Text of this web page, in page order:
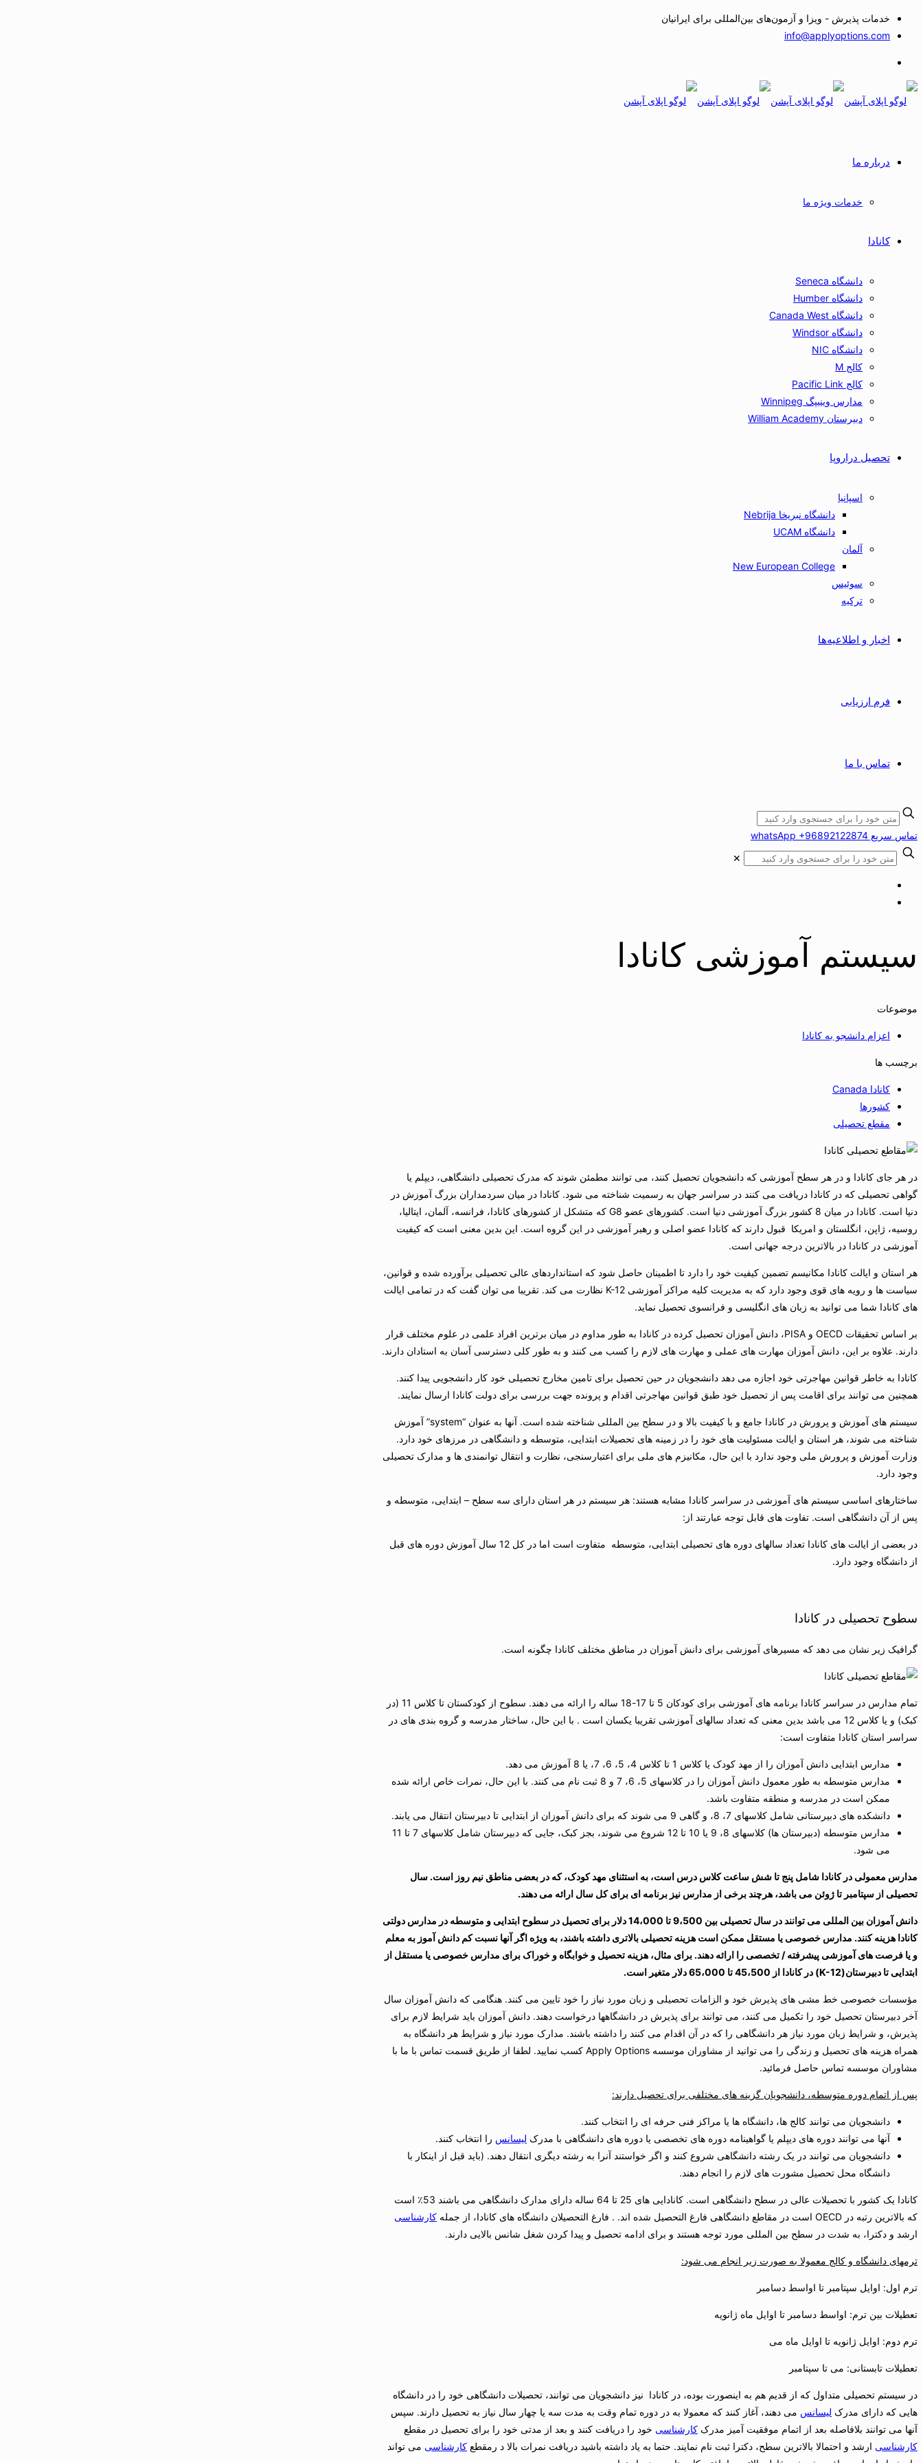
خدمات پذیرش - ویزا و آزمون‌های بین‌المللی برای ایرانیان
info@applyoptions.com
درباره ما
خدمات ویژه ما
کانادا
دانشگاه Seneca
دانشگاه Humber
دانشگاه Canada West
دانشگاه Windsor
دانشگاه NIC
کالج M
کالج Pacific Link
مدارس وینیپگ Winnipeg
دبیرستان William Academy
تحصیل دراروپا
اسپانیا
دانشگاه نبریخا Nebrija
دانشگاه UCAM
آلمان
New European College
سوئیس
ترکیه
اخبار و اطلاعیه‌ها
فرم ارزیابی
تماس با ما
تماس سریع whatsApp +96892122874
✕
سیستم آموزشی کانادا
موضوعات
اعزام دانشجو به کانادا
برچسب ها
کانادا Canada
کشورها
مقطع تحصیلی
در هر جای کانادا و در هر سطح آموزشی که دانشجویان تحصیل کنند، می توانند مطمئن شوند که مدرک تحصیلی دانشگاهی، دیپلم یا
گواهی تحصیلی که در کانادا دریافت می کنند در سراسر جهان به رسمیت شناخته می شود. کانادا در میان سردمداران بزرگ آموزش در
دنیا است. کانادا در میان 8 کشور بزرگ آموزشی دنیا است. کشورهای عضو G8 که متشکل از کشورهای کانادا، فرانسه، آلمان، ایتالیا،
روسیه، ژاپن، انگلستان و امریکا قبول دارند که کانادا عضو اصلی و رهبر آموزشی در این گروه است. این بدین معنی است که کیفیت
آموزشی در کانادا در بالاترین درجه جهانی است.
هر استان و ایالت کانادا مکانیسم تضمین کیفیت خود را دارد تا اطمینان حاصل شود که استانداردهای عالی تحصیلی برآورده شده و قوانین،
سیاست ها و رویه های قوی وجود دارد که به مدیریت کلیه مراکز آموزشی K-12 نظارت می کند. تقریبا می توان گفت که در تمامی ایالت
های کانادا شما می توانید به زبان های انگلیسی و فرانسوی تحصیل نماید.
بر اساس تحقیقات OECD و PISA، دانش آموزان تحصیل کرده در کانادا به طور مداوم در میان برترین افراد علمی در علوم مختلف قرار
دارند. علاوه بر این، دانش آموزان مهارت های عملی و مهارت های لازم را کسب می کنند و به طور کلی دسترسی آسان به استادان دارند.
کانادا به خاطر قوانین مهاجرتی خود اجازه می دهد دانشجویان در حین تحصیل برای تامین مخارج تحصیلی خود کار دانشجویی پیدا کنند.
همچنین می توانند برای اقامت پس از تحصیل خود طبق قوانین مهاجرتی اقدام و پرونده جهت بررسی برای دولت کانادا ارسال نمایند.
سیستم های آموزش و پرورش در کانادا جامع و با کیفیت بالا و در سطح بین المللی شناخته شده است. آنها به عنوان “system” آموزش
شناخته می شوند، هر استان و ایالت مسئولیت های خود را در زمینه های تحصیلات ابتدایی، متوسطه و دانشگاهی در مرزهای خود دارد.
وزارت آموزش و پرورش ملی وجود ندارد با این حال، مکانیزم های ملی برای اعتبارسنجی، نظارت و انتقال توانمندی ها و مدارک تحصیلی
وجود دارد.
ساختارهای اساسی سیستم های آموزشی در سراسر کانادا مشابه هستند: هر سیستم در هر استان دارای سه سطح – ابتدایی، متوسطه و
پس از آن دانشگاهی است. تفاوت های قابل توجه عبارتند از:
در بعضی از ایالت های کانادا تعداد سالهای دوره های تحصیلی ابتدایی، متوسطه متفاوت است اما در کل 12 سال آموزش دوره های قبل
از دانشگاه وجود دارد.
سطوح تحصیلی در کانادا
گرافیک زیر نشان می دهد که مسیرهای آموزشی برای دانش آموزان در مناطق مختلف کانادا چگونه است.
تمام مدارس در سراسر کانادا برنامه های آموزشی برای کودکان 5 تا 17-18 ساله را ارائه می دهند. سطوح از کودکستان تا کلاس 11 (در
کبک) و یا کلاس 12 می باشد بدین معنی که تعداد سالهای آموزشی تقریبا یکسان است . با این حال، ساختار مدرسه و گروه بندی های در
سراسر استان کانادا متفاوت است:
مدارس ابتدایی دانش آموزان را از مهد کودک یا کلاس 1 تا کلاس 4، 5، 6، 7، یا 8 آموزش می دهد.
مدارس متوسطه به طور معمول دانش آموزان را در کلاسهای 5، 6، 7 و 8 ثبت نام می کنند. با این حال، نمرات خاص ارائه شده
ممکن است در مدرسه و منطقه متفاوت باشد.
دانشکده های دبیرستانی شامل کلاسهای 7، 8، و گاهی 9 می شوند که برای دانش آموزان از ابتدایی تا دبیرستان انتقال می یابند.
مدارس متوسطه (دبیرستان ها) کلاسهای 8، 9 یا 10 تا 12 شروع می شوند، بجز کبک، جایی که دبیرستان شامل کلاسهای 7 تا 11
می شود.
مدارس معمولی در کانادا شامل پنج تا شش ساعت کلاس درس است، به استثنای مهد کودک، که در بعضی مناطق نیم روز است. سال
تحصیلی از سپتامبر تا ژوئن می باشد، هرچند برخی از مدارس نیز برنامه ای برای کل سال ارائه می دهند.
دانش آموزان بین المللی می توانند در سال تحصیلی بین 9،500 تا 14،000 دلار برای تحصیل در سطوح ابتدایی و متوسطه در مدارس دولتی
کانادا هزینه کنند. مدارس خصوصی یا مستقل ممکن است هزینه تحصیلی بالاتری داشته باشند، به ویژه اگر آنها نسبت کم دانش آموز به معلم
و یا فرصت های آموزشی پیشرفته / تخصصی را ارائه دهند. برای مثال، هزینه تحصیل و خوابگاه و خوراک برای مدارس خصوصی یا مستقل از
ابتدایی تا دبیرستان(K-12) در کانادا از 45،500 تا 65،000 دلار متغیر است.
مؤسسات خصوصی خط مشی های پذیرش خود و الزامات تحصیلی و زبان مورد نیاز را خود تایین می کنند. هنگامی که دانش آموزان سال
آخر دبیرستان تحصیل خود را تکمیل می کنند، می توانند برای پذیرش در دانشگاهها درخواست دهند. دانش آموزان باید شرایط لازم برای
پذیرش، و شرایط زبان مورد نیاز هر دانشگاهی را که در آن اقدام می کنند را داشته باشند. مدارک مورد نیاز و شرایط هر دانشگاه به
همراه هزینه های تحصیل و زندگی را می توانید از مشاوران موسسه Apply Options کسب نمایید. لطفا از طریق قسمت تماس با ما با
مشاوران موسسه تماس حاصل فرمائید.
پس از اتمام دوره متوسطه، دانشجویان گزینه های مختلفی برای تحصیل دارند:
دانشجویان می توانند کالج ها، دانشگاه ها یا مراکز فنی حرفه ای را انتخاب کنند.
آنها می توانند دوره های دیپلم یا گواهینامه دوره های تخصصی یا دوره های دانشگاهی با مدرک لیسانس را انتخاب کنند.
دانشجویان می توانند در یک رشته دانشگاهی شروع کنند و اگر خواستند آنرا به رشته دیگری انتقال دهند. (باید قبل از اینکار با
دانشگاه محل تحصیل مشورت های لازم را انجام دهند.
کانادا یک کشور با تحصیلات عالی در سطح دانشگاهی است. کانادایی های 25 تا 64 ساله دارای مدارک دانشگاهی می باشند 53٪ است
که بالاترین رتبه در OECD است در مقاطع دانشگاهی فارغ التحصیل شده اند. . فارغ التحصیلان دانشگاه های کانادا، از جمله
کارشناسی
ارشد و دکترا، به شدت در سطح بین المللی مورد توجه هستند و برای ادامه تحصیل و پیدا کردن شغل شانس بالایی دارند.
ترمهای دانشگاه و کالج معمولا به صورت زیر انجام می شود:
ترم اول: اوایل سپتامبر تا اواسط دسامبر
تعطیلات بین ترم: اواسط دسامبر تا اوایل ماه ژانویه
ترم دوم: اوایل ژانویه تا اوایل ماه می
تعطیلات تابستانی: می تا سپتامبر
در سیستم تحصیلی متداول که از قدیم هم به اینصورت بوده، در کانادا نیز دانشجویان می توانند، تحصیلات دانشگاهی خود را در دانشگاه
هایی که دارای مدرک لیسانس می دهند، آغاز کنند که معمولا به در دوره تمام وقت به مدت سه یا چهار سال نیاز به تحصیل دارند. سپس
آنها می توانند بلافاصله بعد از اتمام موفقیت آمیز مدرک کارشناسی خود را دریافت کنند و بعد از مدتی خود را برای تحصیل در مقطع
کارشناسی ارشد و احتمالا بالاترین سطح، دکترا ثبت نام نمایند. حتما به یاد داشته باشید دریافت نمرات بالا د رمقطع کارشناسی می تواند